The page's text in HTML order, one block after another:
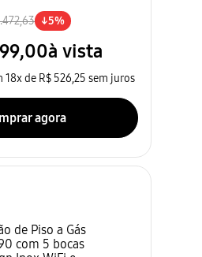
↓5%
,00à vista
18x de R$ 526,25 sem juros
agora